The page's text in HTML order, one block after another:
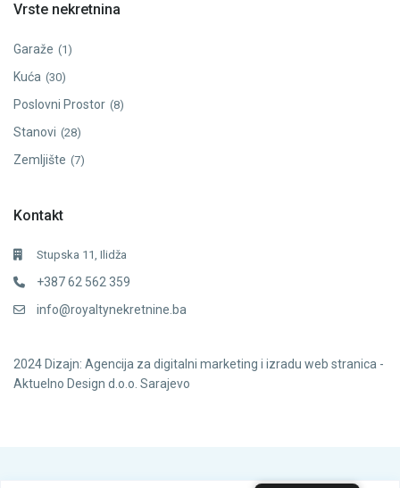
Vrste nekretnina
Garaže (1)
Kuća (30)
Poslovni Prostor (8)
Stanovi (28)
Zemljište (7)
Kontakt
Stupska 11, Ilidža
+387 62 562 359
info@royaltynekretnine.ba
2024 Dizajn: Agencija za digitalni marketing i izradu web stranica -
Aktuelno Design d.o.o. Sarajevo